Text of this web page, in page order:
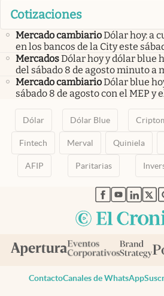
Cotizaciones
Mercado cambiarioDólar hoy: a
en los bancos de la City este
MercadosDólar hoy y dólar blue
del sábado 8 de agosto minuto a
Mercado cambiarioDólar blue
sábado 8 de agosto con el MEP y
Dólar Dólar Blue
Fintech Merval Quiniela
AFIP Paritarias
abre enabre en
abre
ContactoCanales de WhatsApp